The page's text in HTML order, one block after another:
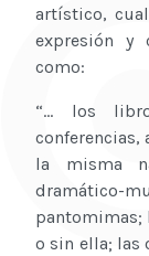
artístico,
expresión y
como:
“… los
conferencias,
la misma
dramático-
pantomimas;
o sin ella; las